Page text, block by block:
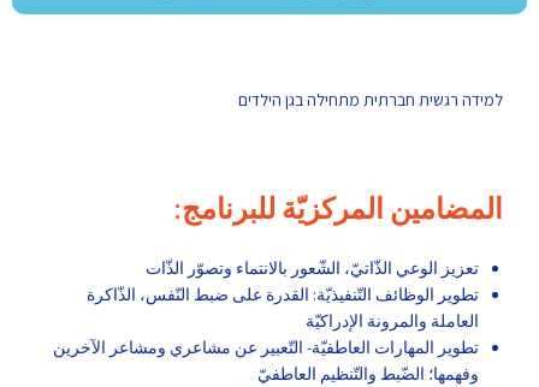
למידה רגשית חברתית מתחילה בגן הילדים
المضامين المركزيّة للبرنامج:
تعزيز الوعي الذّاتيّ، الشّعور بالانتماء وتصوّر الذّات
تطوير الوظائف التّنفيذيّة: القدرة على ضبط النّفس، الذّاكرة
العاملة والمرونة الإدراكيّة
تطوير المهارات العاطفيّة- التّعبير عن مشاعري ومشاعر الآخرين
وفهمها؛ الضّبط والتّنظيم العاطفيّ